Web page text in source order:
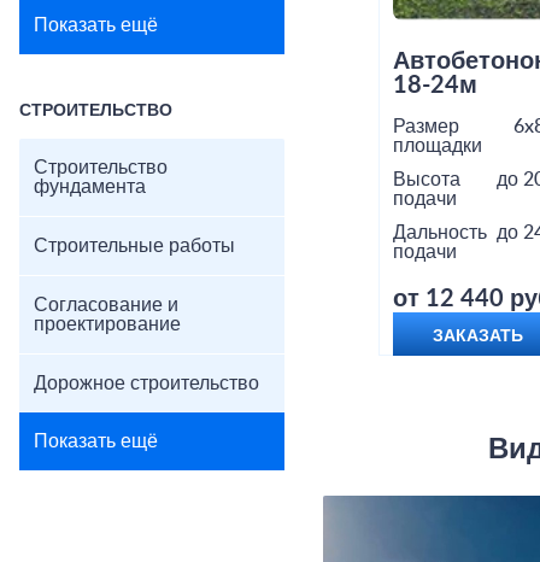
Показать ещё
СТРОИТЕЛЬСТВО
Строительство
фундамента
Строительные работы
Согласование и
проектирование
Дорожное строительство
Показать ещё
18-24м
Размер
площадки
Высота
подачи
до
Дальность
подачи
до
от 12 440
ЗАКАЗАТЬ